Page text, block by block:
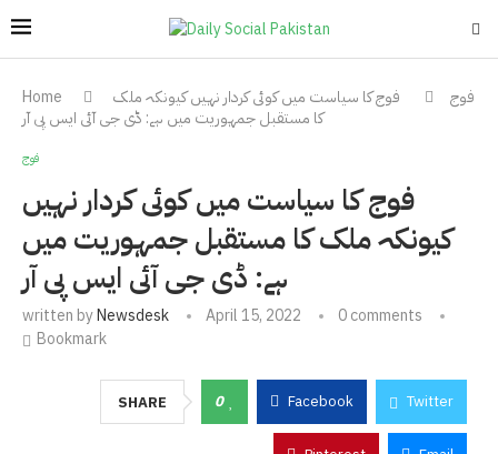
Home فوج
فوج کا سیاست میں کوئی کردار نہیں کیونکہ ملک
کا مستقبل جمہوریت میں ہے: ڈی جی آئی ایس پی آر
فوج
فوج کا سیاست میں کوئی کردار نہیں
کیونکہ ملک کا مستقبل جمہوریت میں
ہے: ڈی جی آئی ایس پی آر
written byNewsdesk April 15, 2022
0 comments
Bookmark
SHARE 0 Facebook Twitter